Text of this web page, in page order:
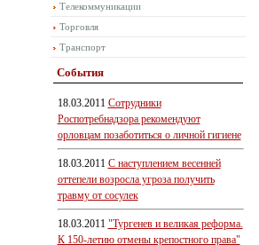
Телекоммуникации
Торговля
Транспорт
События
18.03.2011 Сотрудники
Роспотребнадзора рекомендуют
орловцам позаботиться о личной гигиене
18.03.2011 С наступлением весенней
оттепели возросла угроза получить
травму от сосулек
18.03.2011 "Тургенев и великая реформа.
К 150-летию отмены крепостного права"